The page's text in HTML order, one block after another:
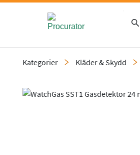
Kategorier Kläder & Skydd
Slide 1 of 3